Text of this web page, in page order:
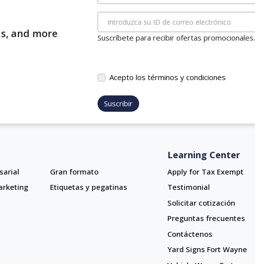
and more
Introduzca su ID de correo electrónico
Suscríbete para recibir ofertas promocionales.
Acepto los términos y condiciones
Suscribir
Gran formato
Etiquetas y pegatinas
Learning Center
Apply for Tax Exempt
Testimonial
Solicitar cotización
Preguntas frecuentes
Contáctenos
Yard Signs Fort Wayne
Yard Signs Fort Wayne